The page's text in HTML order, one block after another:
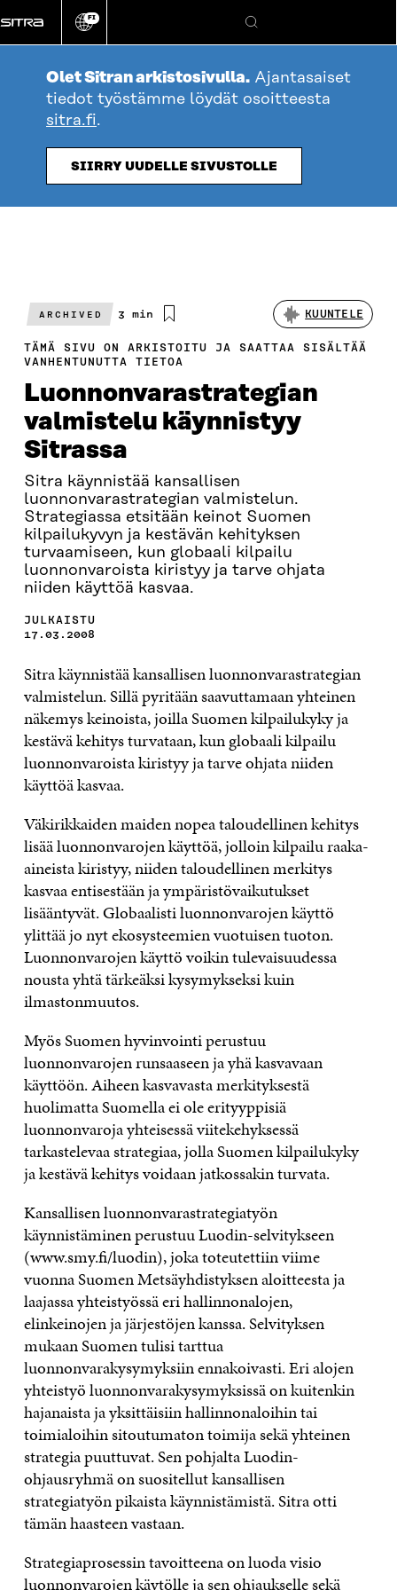
suoraan
sisältöön
Vaihda
kieli
FI
Hae
Olet Sitran arkistosivulla. Ajantasaiset
tiedot työstämme löydät osoitteesta
sitra.fi.
SIIRRY UUDELLE SIVUSTOLLE
ARCHIVED
Arvioitu
3 min KUUNTELE
TÄMÄ SIVU ON ARKISTOITU JA SAATTAA SISÄLTÄÄ
VANHENTUNUTTA TIETOA
Luonnonvarastrategian
valmistelu käynnistyy
Sitrassa
Sitra käynnistää kansallisen
luonnonvarastrategian valmistelun.
Strategiassa etsitään keinot Suomen
kilpailukyvyn ja kestävän kehityksen
turvaamiseen, kun globaali kilpailu
luonnonvaroista kiristyy ja tarve ohjata
niiden käyttöä kasvaa.
JULKAISTU
17.03.2008
Sitra käynnistää kansallisen luonnonvarastrategian
valmistelun. Sillä pyritään saavuttamaan yhteinen
näkemys keinoista, joilla Suomen kilpailukyky ja
kestävä kehitys turvataan, kun globaali kilpailu
luonnonvaroista kiristyy ja tarve ohjata niiden
käyttöä kasvaa.
Väkirikkaiden maiden nopea taloudellinen kehitys
lisää luonnonvarojen käyttöä, jolloin kilpailu raaka-
aineista kiristyy, niiden taloudellinen merkitys
kasvaa entisestään ja ympäristövaikutukset
lisääntyvät. Globaalisti luonnonvarojen käyttö
ylittää jo nyt ekosysteemien vuotuisen tuoton.
Luonnonvarojen käyttö voikin tulevaisuudessa
nousta yhtä tärkeäksi kysymykseksi kuin
ilmastonmuutos.
Myös Suomen hyvinvointi perustuu
luonnonvarojen runsaaseen ja yhä kasvavaan
käyttöön. Aiheen kasvavasta merkityksestä
huolimatta Suomella ei ole erityyppisiä
luonnonvaroja yhteisessä viitekehyksessä
tarkastelevaa strategiaa, jolla Suomen kilpailukyky
ja kestävä kehitys voidaan jatkossakin turvata.
Kansallisen luonnonvarastrategiatyön
käynnistäminen perustuu Luodin-selvitykseen
(www.smy.fi/luodin), joka toteutettiin viime
vuonna Suomen Metsäyhdistyksen aloitteesta ja
laajassa yhteistyössä eri hallinnonalojen,
elinkeinojen ja järjestöjen kanssa. Selvityksen
mukaan Suomen tulisi tarttua
luonnonvarakysymyksiin ennakoivasti. Eri alojen
yhteistyö luonnonvarakysymyksissä on kuitenkin
hajanaista ja yksittäisiin hallinnonaloihin tai
toimialoihin sitoutumaton toimija sekä yhteinen
strategia puuttuvat. Sen pohjalta Luodin-
ohjausryhmä on suositellut kansallisen
strategiatyön pikaista käynnistämistä. Sitra otti
tämän haasteen vastaan.
Strategiaprosessin tavoitteena on luoda visio
luonnonvarojen käytölle ja sen ohjaukselle sekä